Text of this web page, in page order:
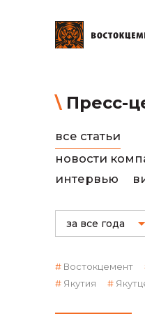
общая
реализация
Пресс-
все статьи
новости
интервью
за все года
Востокцемент
Якутия